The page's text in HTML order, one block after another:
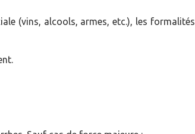
(vins, alcools, armes, etc.), les formalités